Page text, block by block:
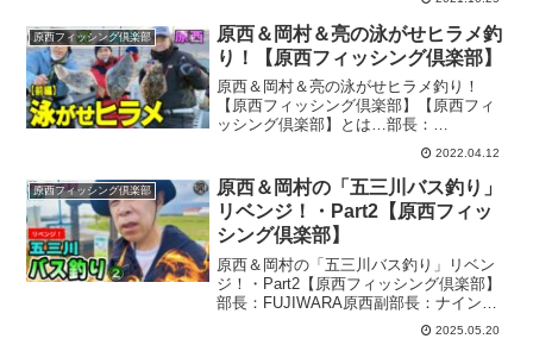
ン岡村部員：ロンドンブーツ1号2号亮の
３人で構成された、プライベート感満載
のユル～い...
原西フィッシング倶楽部
原西＆岡村＆亮の泳がせヒラメ釣
り！【原西フィッシング倶楽部】
原西＆岡村＆亮の泳がせヒラメ釣り！
【原西フィッシング倶楽部】【原西フィ
ッシング倶楽部】とは…部長：
FUJIWARA原西副部長：ナインティナイ
ン岡村部員：ロンドンブーツ1号2号亮の
３人で構成された、プライベート感満載
のユル～い釣り番組です今回...
2022.04.12
原西フィッシング倶楽部
原西＆岡村の「五三川バス釣り」
リベンジ！・Part2【原西フィッ
シング倶楽部】
原西＆岡村の「五三川バス釣り」リベン
ジ！・Part2【原西フィッシング倶楽部】
部長：FUJIWARA原西副部長：ナインテ
ィナイン岡村部員：ロンドンブーツ1号2
号亮の３人で構成された、プライベート
2025.05.20